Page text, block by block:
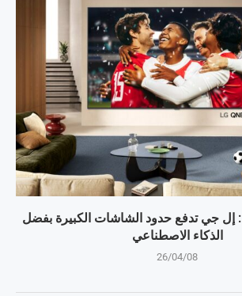
QNED evo 2026 : إل جي تدفع حدود الشاشات الكبيرة بفضل
الذكاء الاصطناعي
26/04/08